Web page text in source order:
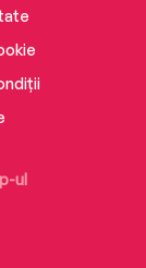
this book
ul